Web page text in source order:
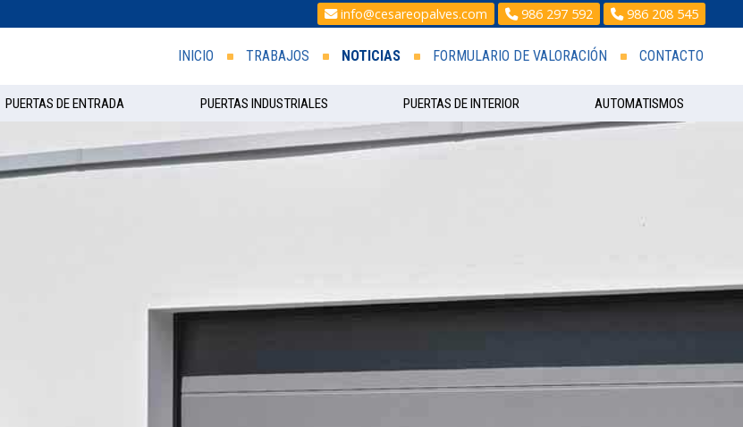
info@cesareopalves.com 986 297 592 986 208 545
INICIO TRABAJOS NOTICIAS FORMULARIO DE VALORACIÓN CONTACTO
PUERTAS DE ENTRADA PUERTAS INDUSTRIALES PUERTAS DE INTERIOR AUTOMATISMOS